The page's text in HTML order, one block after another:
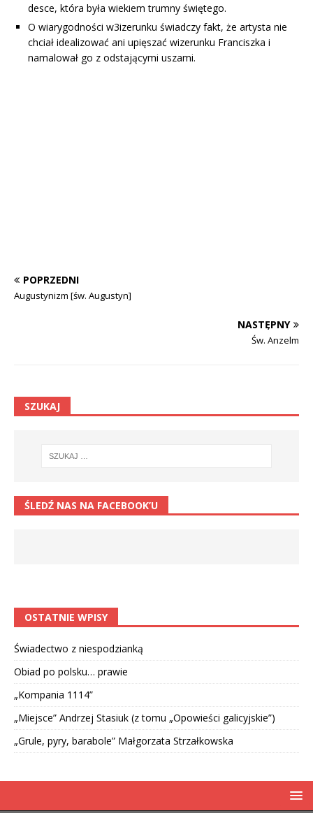
desce, która była wiekiem trumny świętego.
O wiarygodności w3izerunku świadczy fakt, że artysta nie
chciał idealizować ani upięszać wizerunku Franciszka i
namalował go z odstającymi uszami.
POPRZEDNI
Augustynizm [św. Augustyn]
NASTĘPNY
Św. Anzelm
SZUKAJ
ŚLEDŹ NAS NA FACEBOOK’U
OSTATNIE WPISY
Świadectwo z niespodzianką
Obiad po polsku… prawie
„Kompania 1114”
„Miejsce” Andrzej Stasiuk (z tomu „Opowieści galicyjskie”)
„Grule, pyry, barabole” Małgorzata Strzałkowska